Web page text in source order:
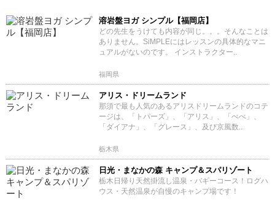
溶岩盤ヨガ シンプル【福岡店】
どの先生をうけても内容が同じ。。。そんなことは
ありません。SiMPLEにはレッスンの具体的なマニ
ュアルがないのです。 インストラクター..
福岡県
アリス・ドリームランド
那須で最も人気のあるアリスドリームランドのコテ
ージは、「トパーズ」、「アリス」、「べべ」、
「ダイアナ」、「グレース」、及び京風数..
栃木県
日光・まなかの森 キャンプ＆スパリゾート
栃木日帰り天然掛流し温泉・バギーコース！ログハ
ウス・天然温泉が自慢のキャンプ場です！